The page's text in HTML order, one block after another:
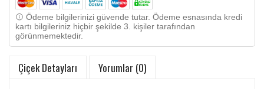
Ödeme bilgilerinizi güvende tutar. Ödeme esnasında kredi
kartı bilgileriniz hiçbir şekilde 3. kişiler tarafından
görünmemektedir.
Çiçek Detayları Yorumlar (0)